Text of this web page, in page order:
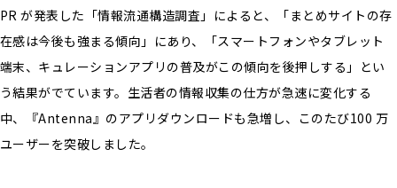
PR が発表した「情報流通構造調査」によると、「まとめサイトの存
在感は今後も強まる傾向」にあり、「スマートフォンやタブレット
端末、キュレーションアプリの普及がこの傾向を後押しする」とい
う結果がでています。生活者の情報収集の仕方が急速に変化する
中、『Antenna』のアプリダウンロードも急増し、このたび100 万
ユーザーを突破しました。